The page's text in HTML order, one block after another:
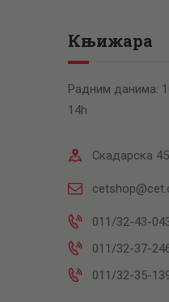
Књижара
Радним данима:
14h
Скадарска 45
011/32-43-
011/32-37-
011/32-35-